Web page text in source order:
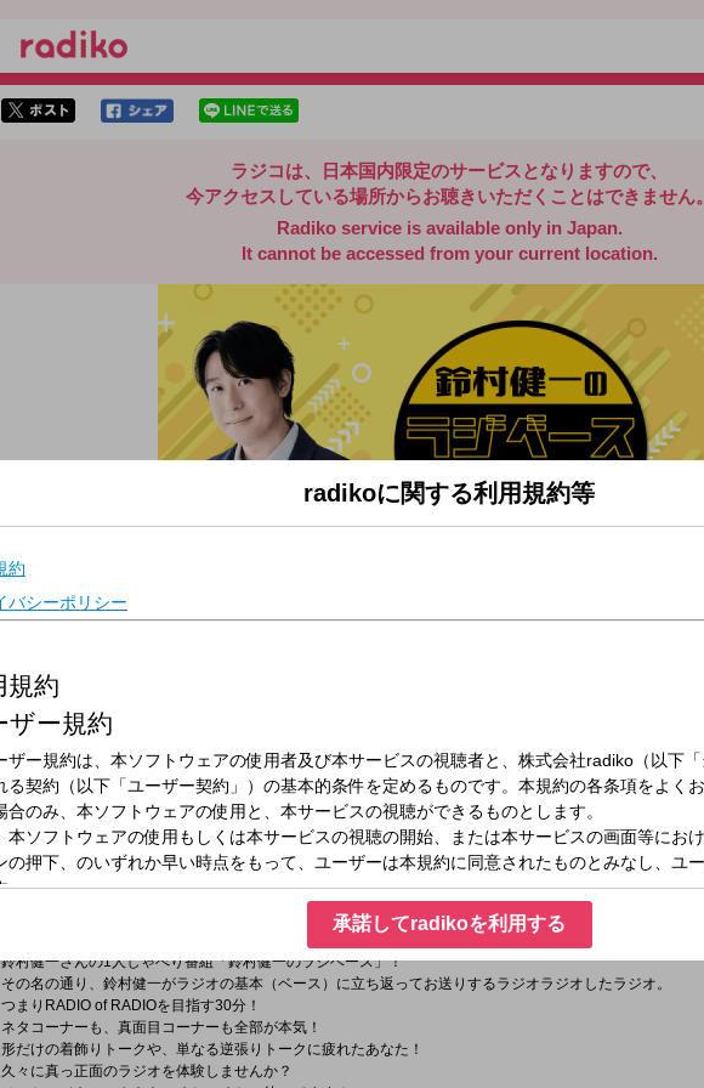
ラジコは、日本国内限定のサービスとなりますので、
今アクセスしている場所からお聴きいただくことはできません。
Radiko service is available only in Japan.
It cannot be accessed from your current location.
放送局
放送時間
2025年8月2日（土）26:00～26:30
番組名
鈴村健一のラジベース
番組メールフォーム：
https://form.run/@base-joqr
https://x.com/suzu_radibase」
鈴村健一さんの1人しゃべり番組「鈴村健一のラジベース」！
その名の通り、鈴村健一がラジオの基本（ベース）に立ち返ってお送りするラジオラジオしたラジオ。
つまりRADIO of RADIOを目指す30分！
ネタコーナーも、真面目コーナーも全部が本気！
形だけの着飾りトークや、単なる逆張りトークに疲れたあなた！
久々に真っ正面のラジオを体験しませんか？
radikoに関する利用規約等
承諾してradikoを利用する